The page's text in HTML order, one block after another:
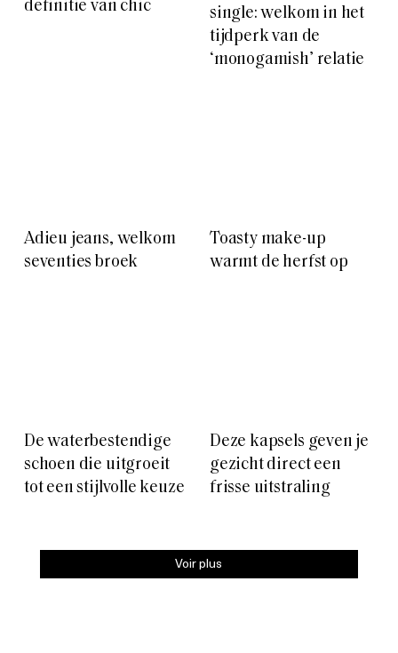
‘Resting Rich Face’,
single: welkom in het
tijdperk van de
‘monogamish’ relatie
De waterbestendige
Deze kapsels geven je
gezicht direct een